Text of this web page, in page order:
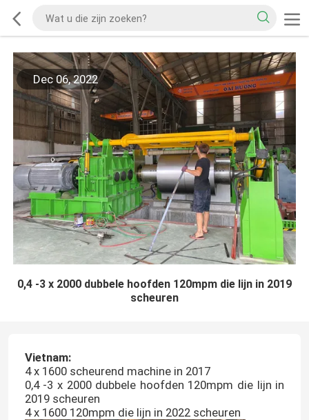
Dec 06, 2022
0,4 -3 x 2000 dubbele hoofden 120mpm die lijn in 2019
scheuren
Vietnam:
4 x 1600 scheurend machine in 2017
0,4 -3 x 2000 dubbele hoofden 120mpm die lijn in
2019 scheuren
4 x 1600 120mpm die lijn in 2022 scheuren